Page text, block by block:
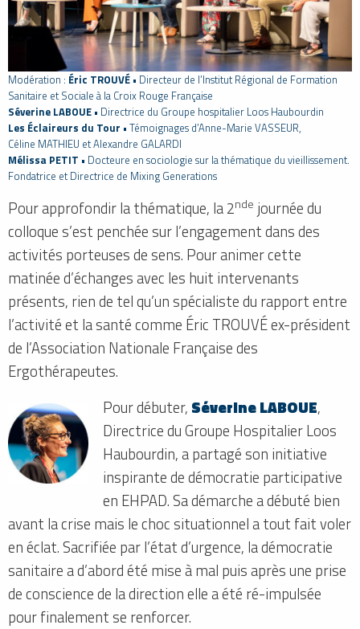
Modération : Éric TROUVÉ • Directeur de l’Institut Régional de Formation
Sanitaire et Sociale à la Croix Rouge Française
Séverine LABOUE • Directrice du Groupe hospitalier Loos Haubourdin
Les Éclaireurs du Tour • Témoignages d’Anne-Marie VASSEUR,
Céline MATHIEU et Alexandre GALARDI
Mélissa PETIT • Docteure en sociologie sur la thématique du vieillissement.
Fondatrice et Directrice de Mixing Generations
Pour approfondir la thématique, la 2nde journée du
colloque s’est penchée sur l’engagement dans des
activités porteuses de sens. Pour animer cette
matinée d’échanges avec les huit intervenants
présents, rien de tel qu’un spécialiste du rapport entre
l’activité et la santé comme Éric TROUVÉ ex-président
de l’Association Nationale Française des
Ergothérapeutes.
Pour débuter, Séverine LABOUE,
Directrice du Groupe Hospitalier Loos
Haubourdin, a partagé son initiative
inspirante de démocratie participative
en EHPAD. Sa démarche a débuté bien
avant la crise mais le choc situationnel a tout fait voler
en éclat. Sacrifiée par l’état d’urgence, la démocratie
sanitaire a d’abord été mise à mal puis après une prise
de conscience de la direction elle a été ré-impulsée
pour finalement se renforcer.